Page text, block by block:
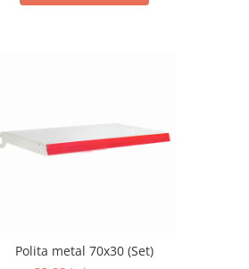
Polita metal 70x30 (Set)